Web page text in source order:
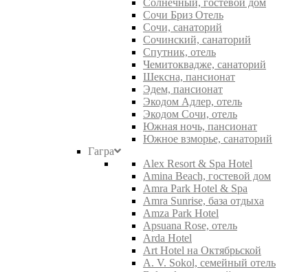
Солнечный, гостевой дом
Сочи Бриз Отель
Сочи, санаторий
Сочинский, санаторий
Спутник, отель
Чемитоквадже, санаторий
Шексна, пансионат
Эдем, пансионат
Экодом Адлер, отель
Экодом Сочи, отель
Южная ночь, пансионат
Южное взморье, санаторий
Гагра
Alex Resort & Spa Hotel
Amina Beach, гостевой дом
Amra Park Hotel & Spa
Amra Sunrise, база отдыха
Amza Park Hotel
Apsuana Rose, отель
Arda Hotel
Art Hotel на Октябрьской
A. V. Sokol, семейный отель